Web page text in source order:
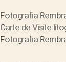
Fotografia
Carte de Visite
Fotografia